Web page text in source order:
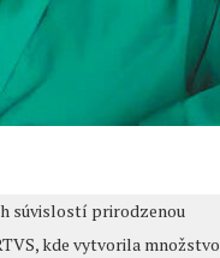
súvislostí prirodzenou
kde vytvorila množstvo